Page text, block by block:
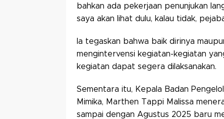
bahkan ada pekerjaan penunjukan
saya akan lihat dulu, kalau tidak,
Ia tegaskan bahwa baik dirinya
mengintervensi kegiatan-kegiatan
kegiatan dapat segera dilaksanakan.
Sementara itu, Kepala Badan
Mimika, Marthen Tappi Malissa
sampai dengan Agustus 2025 baru